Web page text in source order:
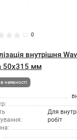
0
внутрішня
50x315 мм
наявності
Для
робіт